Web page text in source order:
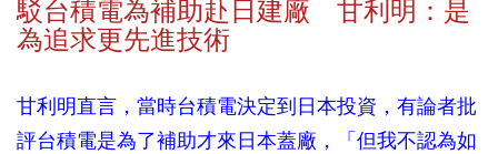
駁台積電為補助赴日建廠 甘利明：是
為追求更先進技術
甘利明直言，當時台積電決定到日本投資，有論者批
評台積電是為了補助才來日本蓋廠，「但我不認為如